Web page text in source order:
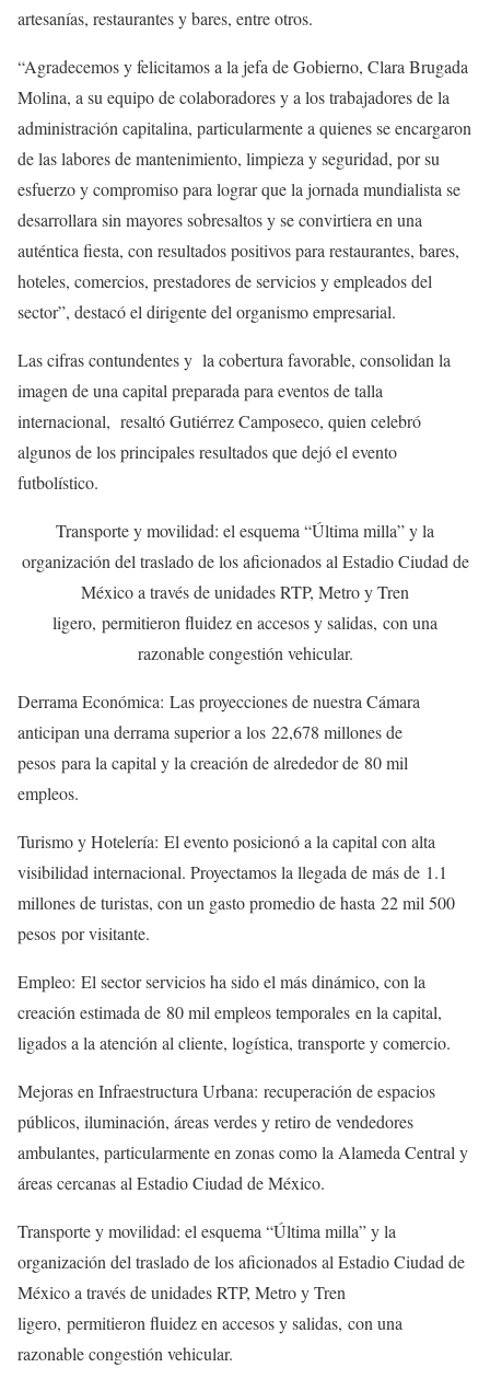
artesanías, restaurantes y bares, entre otros.
“Agradecemos y felicitamos a la jefa de Gobierno, Clara Brugada
Molina, a su equipo de colaboradores y a los trabajadores de la
administración capitalina, particularmente a quienes se encargaron
de las labores de mantenimiento, limpieza y seguridad, por su
esfuerzo y compromiso para lograr que la jornada mundialista se
desarrollara sin mayores sobresaltos y se convirtiera en una
auténtica fiesta, con resultados positivos para restaurantes, bares,
hoteles, comercios, prestadores de servicios y empleados del
sector”, destacó el dirigente del organismo empresarial.
Las cifras contundentes y la cobertura favorable, consolidan la
imagen de una capital preparada para eventos de talla
internacional, resaltó Gutiérrez Camposeco, quien celebró
algunos de los principales resultados que dejó el evento
futbolístico.
Transporte y movilidad: el esquema “Última milla” y la
organización del traslado de los aficionados al Estadio Ciudad de
México a través de unidades RTP, Metro y Tren
ligero, permitieron fluidez en accesos y salidas, con una
razonable congestión vehicular.
Derrama Económica: Las proyecciones de nuestra Cámara
anticipan una derrama superior a los 22,678 millones de
pesos para la capital y la creación de alrededor de 80 mil
empleos.
Turismo y Hotelería: El evento posicionó a la capital con alta
visibilidad internacional. Proyectamos la llegada de más de 1.1
millones de turistas, con un gasto promedio de hasta 22 mil 500
pesos por visitante.
Empleo: El sector servicios ha sido el más dinámico, con la
creación estimada de 80 mil empleos temporales en la capital,
ligados a la atención al cliente, logística, transporte y comercio.
Mejoras en Infraestructura Urbana: recuperación de espacios
públicos, iluminación, áreas verdes y retiro de vendedores
ambulantes, particularmente en zonas como la Alameda Central y
áreas cercanas al Estadio Ciudad de México.
Transporte y movilidad: el esquema “Última milla” y la
organización del traslado de los aficionados al Estadio Ciudad de
México a través de unidades RTP, Metro y Tren
ligero, permitieron fluidez en accesos y salidas, con una
razonable congestión vehicular.